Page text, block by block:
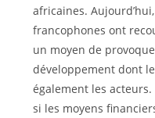
africaines.
francophones ont
un moyen de
développement dont
également les
si les moyens